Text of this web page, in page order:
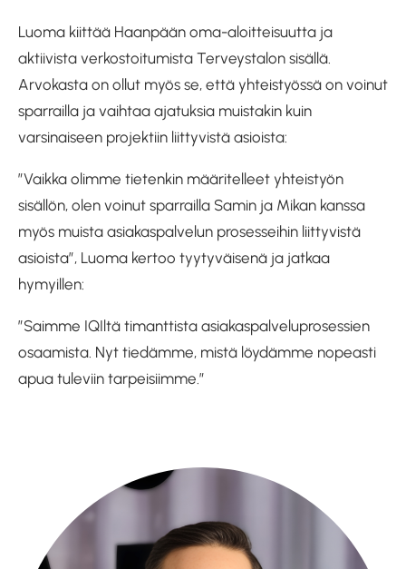
Luoma kiittää Haanpään oma-aloitteisuutta ja
aktiivista verkostoitumista Terveystalon sisällä.
Arvokasta on ollut myös se, että yhteistyössä on voinut
sparrailla ja vaihtaa ajatuksia muistakin kuin
varsinaiseen projektiin liittyvistä asioista:
”Vaikka olimme tietenkin määritelleet yhteistyön
sisällön, olen voinut sparrailla Samin ja Mikan kanssa
myös muista asiakaspalvelun prosesseihin liittyvistä
asioista”, Luoma kertoo tyytyväisenä ja jatkaa
hymyillen:
”Saimme IQIltä timanttista asiakaspalveluprosessien
osaamista. Nyt tiedämme, mistä löydämme nopeasti
apua tuleviin tarpeisiimme.”